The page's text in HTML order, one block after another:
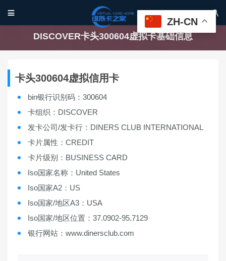
 
DISCOVER卡头300604虚拟卡基础信息
卡头300604虚拟信用卡
bin银行识别码：300604
卡组织：DISCOVER
发卡公司/发卡行：DINERS CLUB INTERNATIONAL
卡片属性：CREDIT
卡片级别：BUSINESS CARD
Iso国家名称：United States
Iso国家A2：US
Iso国家/地区A3：USA
Iso国家/地区位置：37.0902-95.7129
银行网站：www.dinersclub.com
ZH-CN